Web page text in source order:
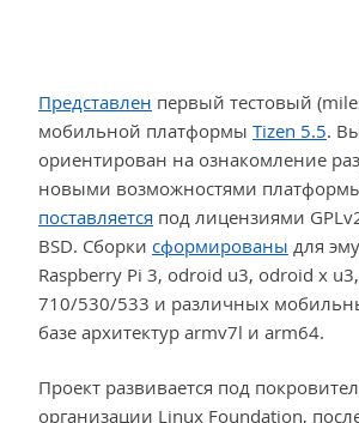
Представлен первый тестовый
мобильной платформы Tizen 5.5.
ориентирован на ознакомление
новыми возможностями
поставляется под лицензиями
BSD. Сборки сформированы для
Raspberry Pi 3, odroid u3, odroid x
710/530/533 и различных
базе архитектур armv7l и arm64.
Проект развивается под
организации Linux Foundation,